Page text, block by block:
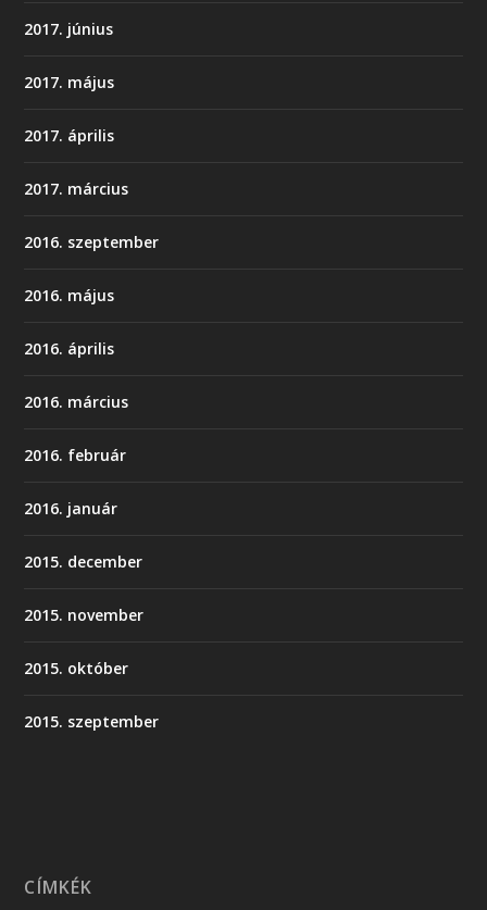
2017. június
2017. május
2017. április
2017. március
2016. szeptember
2016. május
2016. április
2016. március
2016. február
2016. január
2015. december
2015. november
2015. október
2015. szeptember
CÍMKÉK